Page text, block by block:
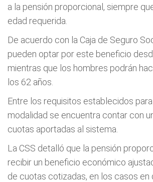
a la pensión proporcional, siempre
edad requerida.
De acuerdo con la Caja de Seguro
pueden optar por este beneficio
mientras que los hombres podrán
los 62 años.
Entre los requisitos establecidos
modalidad se encuentra contar con
cuotas aportadas al sistema.
La CSS detalló que la pensión
recibir un beneficio económico
de cuotas cotizadas, en los casos en